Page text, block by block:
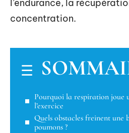
l’endurance, la
concentration.
Pourquoi la respiration joue
l’exercice
Quels obstacles freinent une
poumons ?